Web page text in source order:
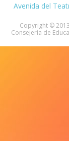
Avenida del
Copyright ©
Consejería de